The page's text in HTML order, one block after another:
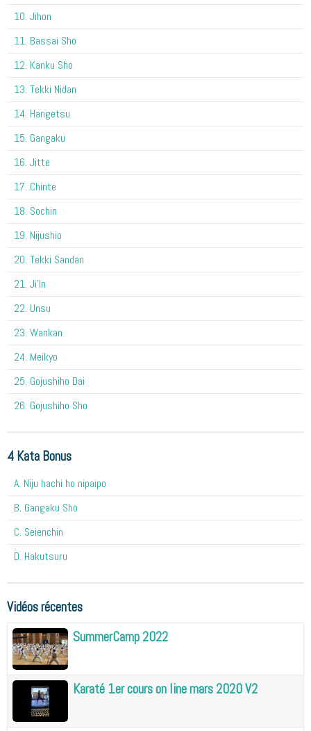
10. Jihon
11. Bassai Sho
12. Kanku Sho
13. Tekki Nidan
14. Hangetsu
15. Gangaku
16. Jitte
17. Chinte
18. Sochin
19. Nijushio
20. Tekki Sandan
21. Ji'In
22. Unsu
23. Wankan
24. Meikyo
25. Gojushiho Dai
26. Gojushiho Sho
4 Kata Bonus
A. Niju hachi ho nipaipo
B. Gangaku Sho
C. Seienchin
D. Hakutsuru
Vidéos récentes
SummerCamp 2022
Karaté 1er cours on line mars 2020 V2